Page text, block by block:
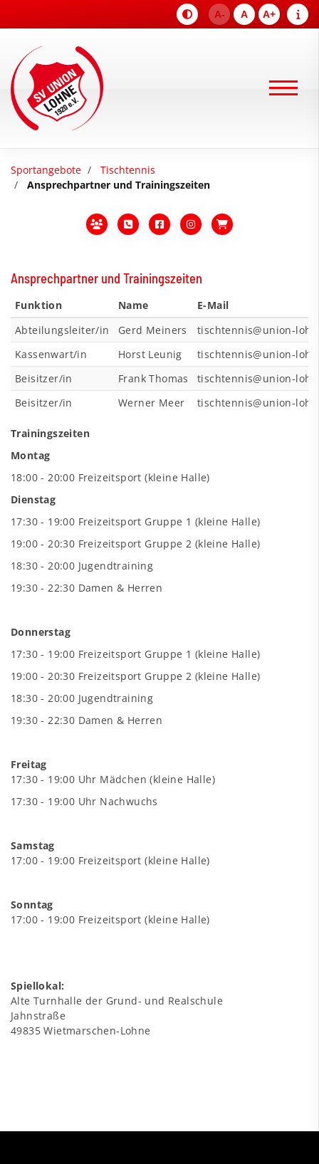
A- A A+
Sportangebote
Tischtennis
Ansprechpartner und Trainingszeiten
Ansprechpartner und Trainingszeiten
Funktion Name
E-Mail
Abteilungsleiter/in
Gerd Meiners
tischtennis@union-
Kassenwart/in
Horst Leunig
tischtennis@union-
Beisitzer/in
Frank Thomas
tischtennis@union-
Beisitzer/in
Werner Meer tischtennis@union-
Trainingszeiten
Montag
18:00 - 20:00 Freizeitsport (kleine Halle)
Dienstag
17:30 - 19:00 Freizeitsport Gruppe 1 (kleine Halle)
19:00 - 20:30 Freizeitsport Gruppe 2 (kleine Halle)
18:30 - 20:00 Jugendtraining
19:30 - 22:30 Damen & Herren
Donnerstag
17:30 - 19:00 Freizeitsport Gruppe 1 (kleine Halle)
19:00 - 20:30 Freizeitsport Gruppe 2 (kleine Halle)
18:30 - 20:00 Jugendtraining
19:30 - 22:30 Damen & Herren
Freitag
17:30 - 19:00 Uhr Mädchen (kleine Halle)
17:30 - 19:00 Uhr Nachwuchs
Samstag
17:00 - 19:00 Freizeitsport (kleine Halle)
Sonntag
17:00 - 19:00 Freizeitsport (kleine Halle)
Spiellokal:
Alte Turnhalle der Grund- und Realschule
Jahnstraße
49835 Wietmarschen-Lohne